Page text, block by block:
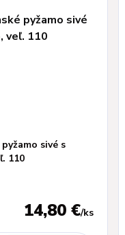
sivé s
110
14,80 €/ks